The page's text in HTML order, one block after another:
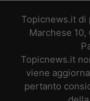
Topicnews.it di
Marchese 10,
Topicnews.it
viene
pertanto